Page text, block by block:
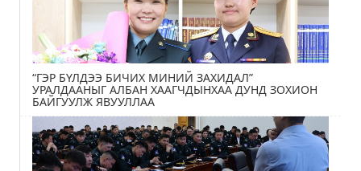
“ГЭР БҮЛДЭЭ БИЧИХ МИНИЙ ЗАХИДАЛ”
УРАЛДААНЫГ АЛБАН ХААГЧДЫНХАА ДУНД ЗОХИОН
БАЙГУУЛЖ ЯВУУЛЛАА